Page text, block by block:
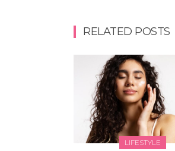
RELATED POSTS
LIFESTYLE